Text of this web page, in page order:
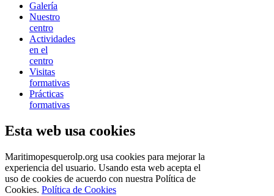
Galería
Nuestro
centro
Actividades
en el
centro
Visitas
formativas
Prácticas
formativas
Esta web usa cookies
Maritimopesquerolp.org usa cookies para mejorar la
experiencia del usuario. Usando esta web acepta el
uso de cookies de acuerdo con nuestra Política de
Cookies. Política de Cookies